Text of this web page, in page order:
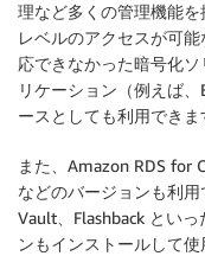
理など多くの管理機能
レベルのアクセスが可
応できなかった暗号化
リケーション（例えば
ースとしても利用できま
また、Amazon RDS for
などのバージョンも利
Vault、Flashback とい
ンもインストールして使